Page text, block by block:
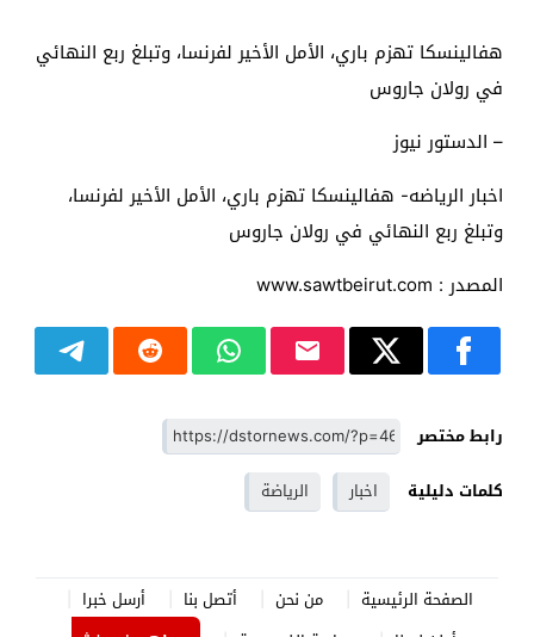
هفالينسكا تهزم باري، الأمل الأخير لفرنسا، وتبلغ ربع النهائي
في رولان جاروس
– الدستور نيوز
اخبار الرياضه- هفالينسكا تهزم باري، الأمل الأخير لفرنسا،
وتبلغ ربع النهائي في رولان جاروس
المصدر : www.sawtbeirut.com
رابط مختصر
كلمات دليلية
اخبار الرياضة
الصفحة الرئيسية من نحن أتصل بنا
أرسل خبرا